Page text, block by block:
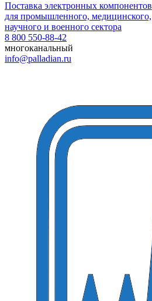
Поставка электронных компонентов
для промышленного, медицинского,
научного и военного сектора
8 800 550-88-42
многоканальный
info@palladian.ru